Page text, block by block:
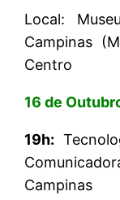
Local:
Campinas
Centro
16 de
19h:
Campinas